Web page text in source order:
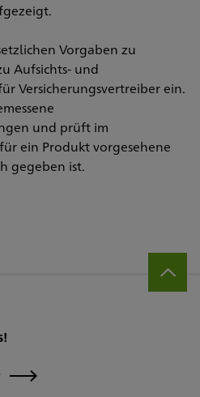
Vorgaben zu
Aufsichts- und
Versicherungsvertreiber ein.
und prüft im
ein Produkt vorgesehene
gegeben ist.